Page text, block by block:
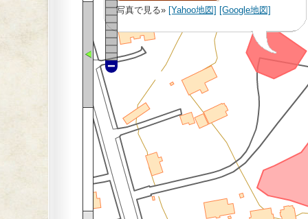
写真で見る» [Yahoo地図] [Google地図]